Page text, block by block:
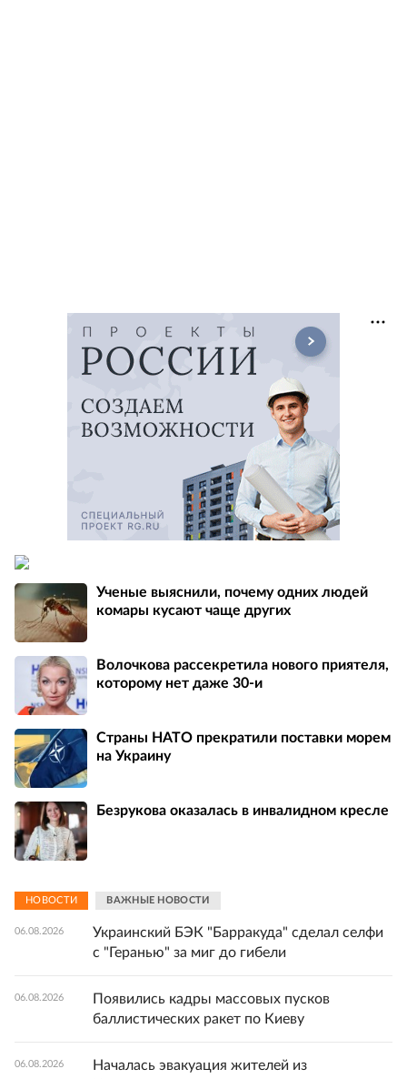
Ученые выяснили, почему одних людей
комары кусают чаще других
Волочкова рассекретила нового приятеля,
которому нет даже 30-и
Страны НАТО прекратили поставки морем
на Украину
Безрукова оказалась в инвалидном кресле
НОВОСТИ ВАЖНЫЕ НОВОСТИ
06.08.2026
Украинский БЭК "Барракуда" сделал селфи
с "Геранью" за миг до гибели
06.08.2026
Появились кадры массовых пусков
баллистических ракет по Киеву
06.08.2026
Началась эвакуация жителей из